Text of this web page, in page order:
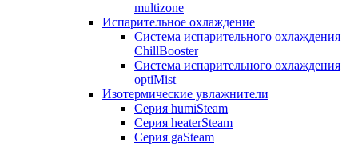
multizone
Испарительное охлаждение
Система испарительного охлаждения
ChillBooster
Система испарительного охлаждения
optiMist
Изотермические увлажнители
Серия humiSteam
Серия heaterSteam
Серия gaSteam